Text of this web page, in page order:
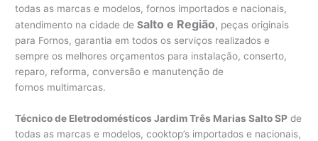
todas as marcas e modelos, fornos importados e nacionais,
atendimento na cidade deSalto e Região, peças originais
para Fornos, garantia em todos os serviços realizados e
sempre os melhores orçamentos para instalação, conserto,
reparo, reforma, conversão e manutenção de
fornos multimarcas.
Técnico de Eletrodomésticos Jardim Três Marias Salto SP de
todas as marcas e modelos, cooktop’s importados e nacionais,